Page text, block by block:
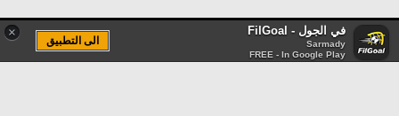
× في الجول - FilGoal
Sarmady
FREE - In Google Play
الى التطبيق